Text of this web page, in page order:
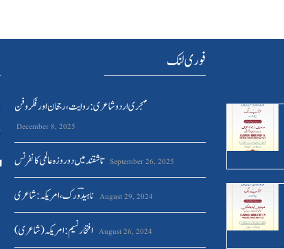
فوری لنک
مہجری اردو شاعری : روایت ، رجحان اور فکر وفن
December 8, 2025
تاشقند میں دو روزہ عالمی کانفرنس September 26, 2025
ناہیدؔ ورک،امریکہ: شاعری August 29, 2024
افتخار نسیم: امریکہ(شاعری) August 26, 2024